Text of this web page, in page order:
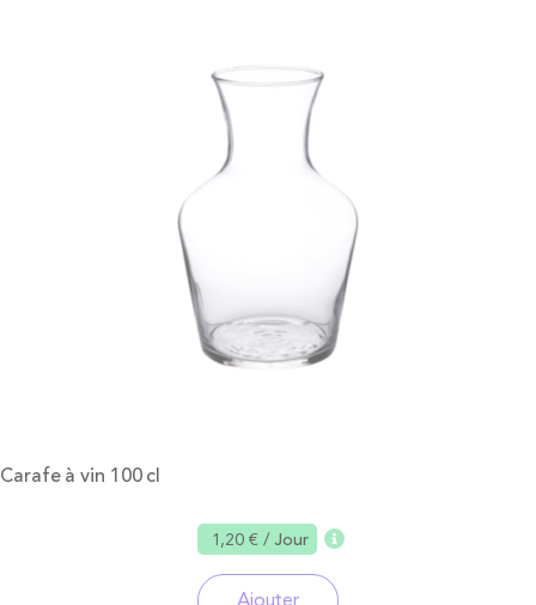
Carafe à vin 100 cl
1,20 €/ Jour